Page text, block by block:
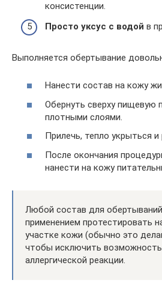
консистенции.
Просто уксус с водой в
Выполняется обертывание
Нанести состав на кожу
Обернуть сверху пищевую
плотными слоями.
Прилечь, тепло укрыться и
После окончания
нанести на кожу
Любой состав для
применением протестировать
участке кожи (обычно это
чтобы исключить возможность
аллергической реакции.